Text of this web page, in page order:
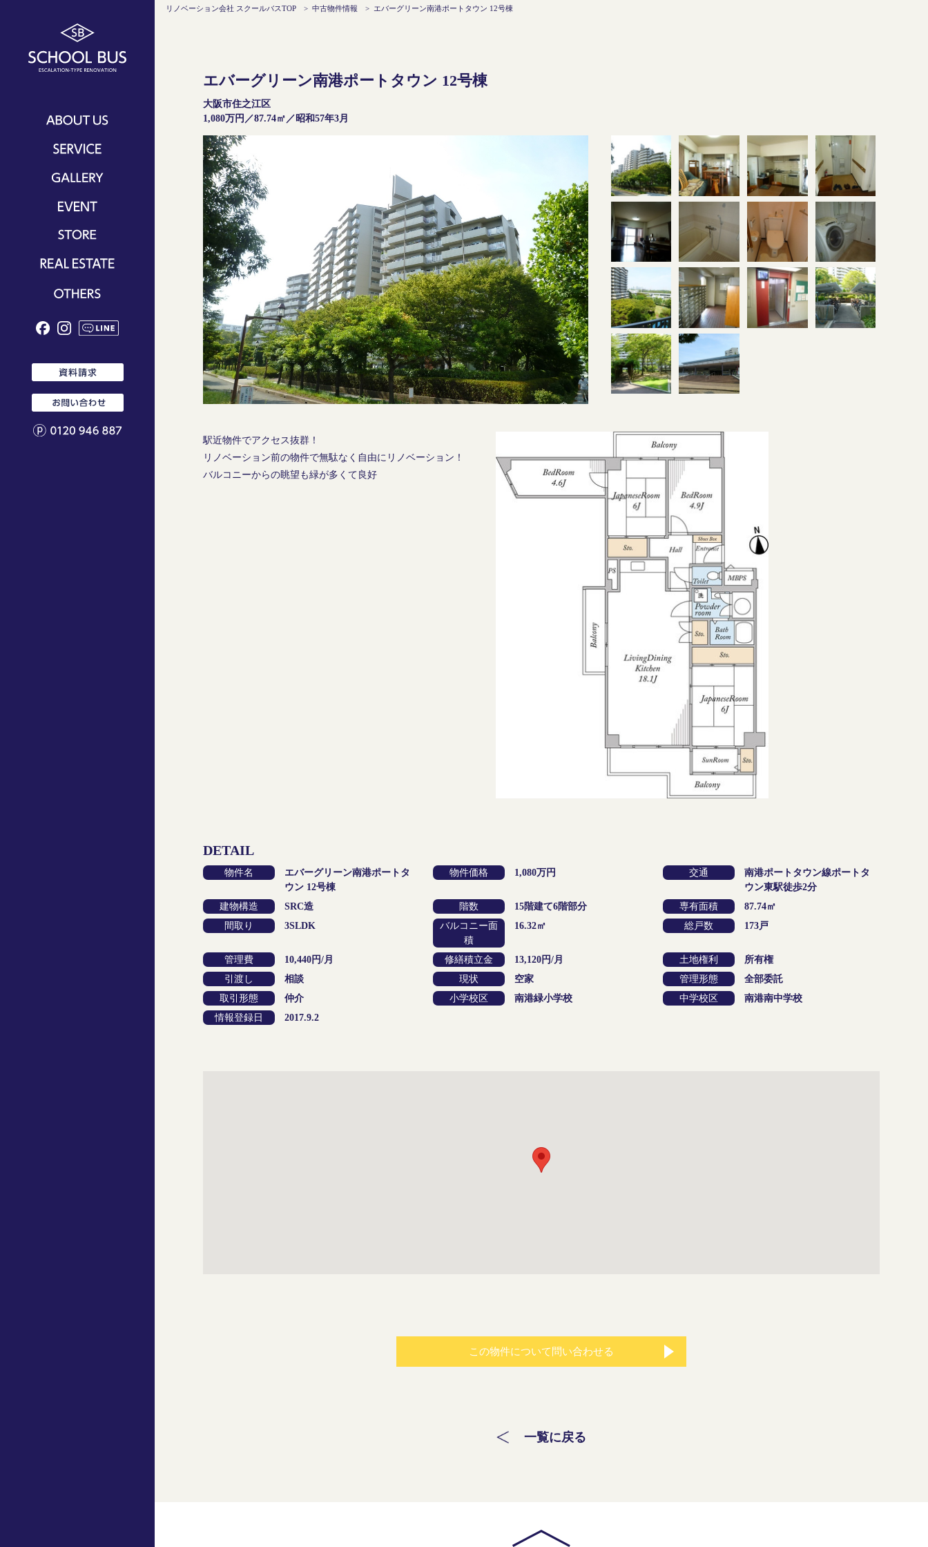
スクールバスについて
コンセプト
スクールバスの特徴
サービス一覧
ワンストップリノベーション
ご自宅リノベーション
マンションリノベーション
リノベーション事例
リノベーションリポート
OBインタビュー
イベント
OBの家見学
ショールーム＆カフェ一覧
SCHOOL BUS 大阪
SCHOOL BUS 京都
SCHOOL BUS 中目黒
SCHOOL BUS 福岡
費用シミュレーション
スクールバスジャーナル
ニュース
コーヒーカンパニー
リノベーション会社 スクールバスTOP > 中古物件情報 > エバーグリーン南港ポートタウン 12号棟
エバーグリーン南港ポートタウン 12号棟
大阪市住之江区
1,080万円／87.74㎡／昭和57年3月
駅近物件でアクセス抜群！
リノベーション前の物件で無駄なく自由にリノベーション！
バルコニーからの眺望も緑が多くて良好
DETAIL
物件名
エバーグリーン南港ポートタ
ウン 12号棟
物件価格 1,080万円 交通
南港ポートタウン線ポートタ
ウン東駅徒歩2分
建物構造
SRC造 階数 15階建て6階部分 専有面積
87.74㎡
間取り
3SLDK
バルコニー面
積
16.32㎡ 総戸数 173戸
管理費 10,440円/月 修繕積立金 13,120円/月 土地権利
所有権
引渡し
相談 現状 空家 管理形態
全部委託
取引形態
仲介 小学校区 南港緑小学校 中学校区
南港南中学校
情報登録日
2017.9.2
この物件について問い合わせる
一覧に戻る